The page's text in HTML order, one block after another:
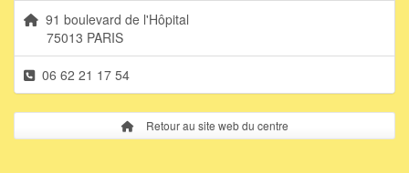
91 boulevard de l'Hôpital
75013 PARIS
06 62 21 17 54
Retour au site web du centre